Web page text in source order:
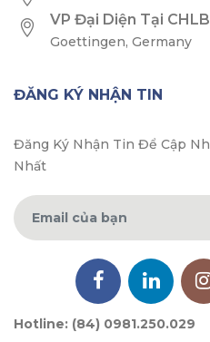
VP Đại Diện Tại
Goettingen, Germany
ĐĂNG KÝ NHẬN TIN
Đăng Ký Nhận Tin Để Cập
Nhất
Hotline: (84) 0981.250.029